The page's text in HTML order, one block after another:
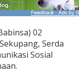
02
Serda
Sosial